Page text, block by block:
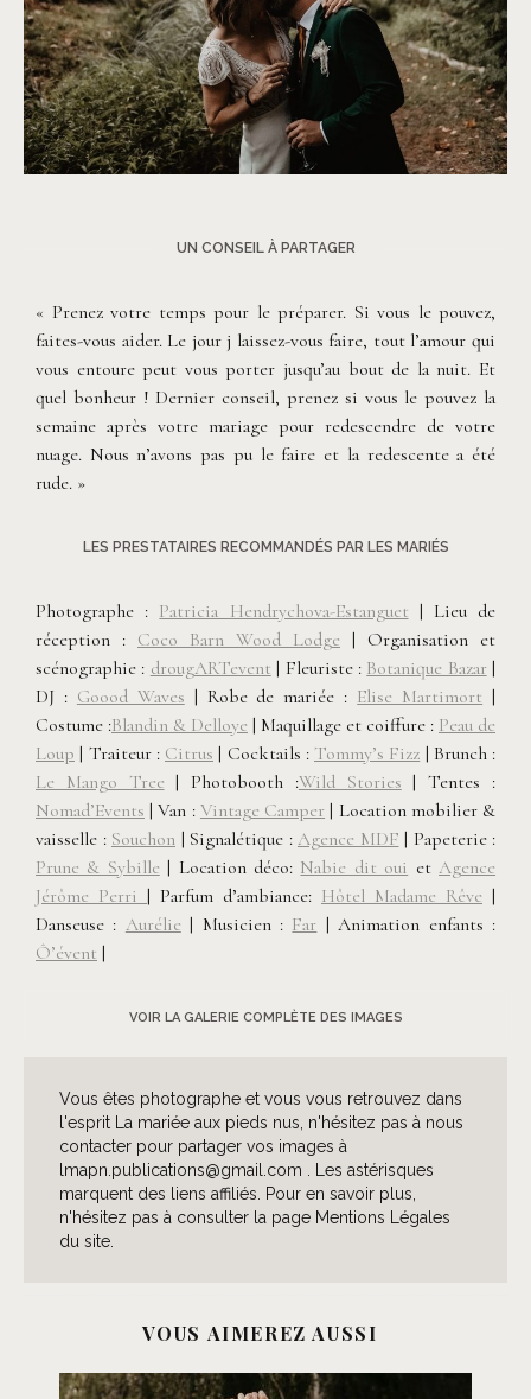
UN CONSEIL À PARTAGER
« Prenez votre temps pour le préparer. Si vous le pouvez,
faites-vous aider. Le jour j laissez-vous faire, tout l’amour qui
vous entoure peut vous porter jusqu’au bout de la nuit. Et
quel bonheur ! Dernier conseil, prenez si vous le pouvez la
semaine après votre mariage pour redescendre de votre
nuage. Nous n’avons pas pu le faire et la redescente a été
rude. »
LES PRESTATAIRES RECOMMANDÉS PAR LES MARIÉS
Photographe : Patricia Hendrychova-Estanguet | Lieu de
réception : Coco Barn Wood Lodge | Organisation et
scénographie : drougARTevent | Fleuriste : Botanique Bazar |
DJ : Goood Waves | Robe de mariée : Elise Martimort |
Costume :Blandin & Delloye | Maquillage et coiffure : Peau de
Loup | Traiteur : Citrus | Cocktails : Tommy’s Fizz | Brunch :
Le Mango Tree | Photobooth :Wild Stories | Tentes :
Nomad’Events | Van : Vintage Camper | Location mobilier &
vaisselle : Souchon | Signalétique : Agence MDF | Papeterie :
Prune & Sybille | Location déco: Nabie dit oui etAgence
Jérôme Perri | Parfum d’ambiance: Hôtel Madame Rêve |
Danseuse : Aurélie | Musicien : Far | Animation enfants :
Ô’évent |
VOIR LA GALERIE COMPLÈTE DES IMAGES
Vous êtes photographe et vous vous retrouvez dans
l'esprit La mariée aux pieds nus, n'hésitez pas à nous
contacter pour partager vos images à
lmapn.publications@gmail.com . Les astérisques
marquent des liens affiliés. Pour en savoir plus,
n'hésitez pas à consulter la page Mentions Légales
du site.
VOUS AIMEREZ AUSSI